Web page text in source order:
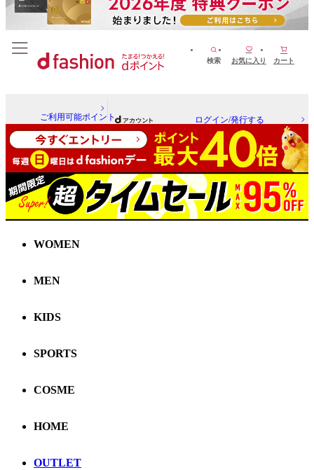
検索 お気に入り カート
ご利用可能ポイント ログイン/発行する
WOMEN
MEN
KIDS
SPORTS
COSME
HOME
OUTLET